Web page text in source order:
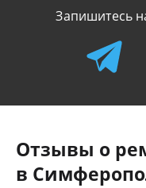
Запишитесь
Отзывы о
в